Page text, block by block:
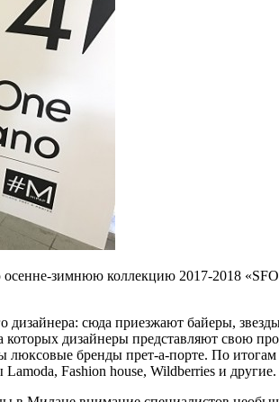
зимнюю коллекцию 2017-2018
сюда приезжают байеры,
которых дизайнеры представляют свою
люксовые бренды прет-а-порте. По
Fashion housе, Wildberries и другие.